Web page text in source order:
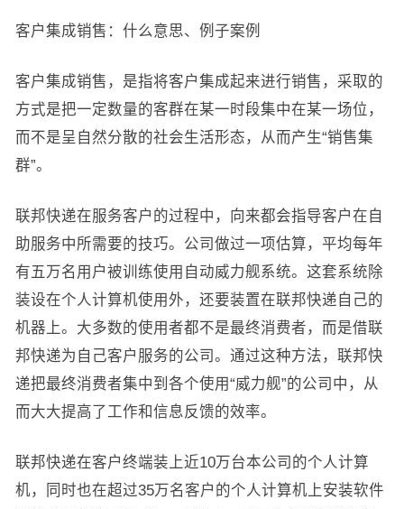
客户集成销售：什么意思、例子案例
客户集成销售，是指将客户集成起来进行销售，采取的
方式是把一定数量的客群在某一时段集中在某一场位，
而不是呈自然分散的社会生活形态，从而产生“销售集
群”。
联邦快递在服务客户的过程中，向来都会指导客户在自
助服务中所需要的技巧。公司做过一项估算，平均每年
有五万名用户被训练使用自动威力舰系统。这套系统除
装设在个人计算机使用外，还要装置在联邦快递自己的
机器上。大多数的使用者都不是最终消费者，而是借联
邦快递为自己客户服务的公司。通过这种方法，联邦快
递把最终消费者集中到各个使用“威力舰”的公司中，从
而大大提高了工作和信息反馈的效率。
联邦快递在客户终端装上近10万台本公司的个人计算
机，同时也在超过35万名客户的个人计算机上安装软件